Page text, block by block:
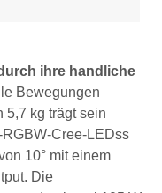
ihre handliche
Bewegungen
5,7 kg trägt sein
Cree-LEDss
10° mit einem
Die